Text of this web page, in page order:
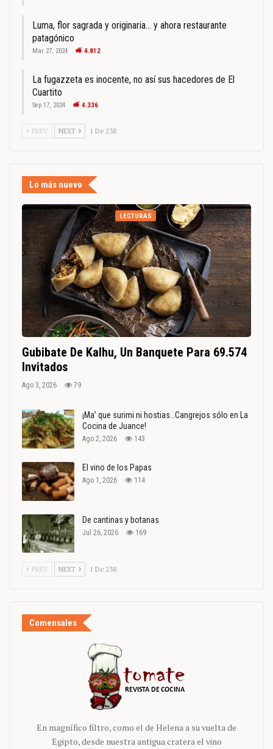
Luma, flor sagrada y originaria… y ahora restaurante
patagónico
Mar 27, 2024 4.812
La fugazzeta es inocente, no así sus hacedores de El
Cuartito
Sep 17, 2024 4.336
PREV NEXT 1 De 238
Lo más nuevo
LECTURAS
Gubibate De Kalhu, Un Banquete Para 69.574
Invitados
Ago 3, 2026 79
¡Ma’ que surimi ni hostias…Cangrejos sólo en La
Cocina de Juance!
Ago 2, 2026 143
El vino de los Papas
Ago 1, 2026 114
De cantinas y botanas
Jul 26, 2026 169
PREV NEXT 1 De 238
Comensales
En magnífico filtro, como el de Helena a su vuelta de
Egipto, desde nuestra antigua cratera el vino